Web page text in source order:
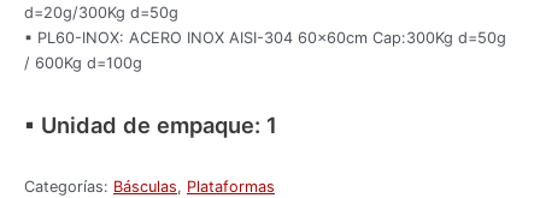
d=20g/300Kg d=50g
▪ PL60-INOX: ACERO INOX AISI-304 60x60cm Cap:300Kg d=50g
/ 600Kg d=100g
▪ Unidad de empaque: 1
Categorías: Básculas, Plataformas